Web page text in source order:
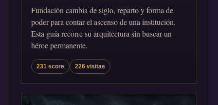
Fundación cambia de siglo, reparto y forma de
poder para contar el ascenso de una institución.
Esta guía recorre su arquitectura sin buscar un
héroe permanente.
231 score 226 visitas